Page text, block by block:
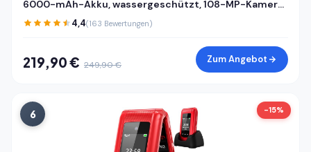
6000-mAh-Akku, wassergeschützt, 108-MP-Kamera,
6,77" FHD+ Display, Gletscherblau, 2 Jahre Garantie
4,4(163 Bewertungen)
219,90 € 249,90 € Zum Angebot
6 -15%